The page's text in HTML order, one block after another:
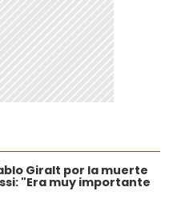
Giralt por la muerte
"Era muy importante